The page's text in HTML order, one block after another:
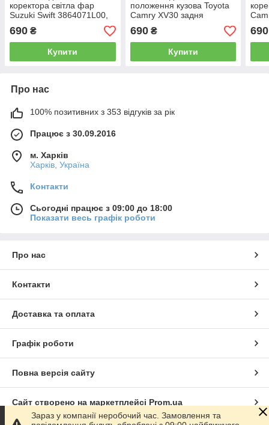
коректора світла фар
Suzuki Swift 3864071L00,
задня тяжка висоти
нахилу кузова AFS
(Японія)
690 ₴
Купити
положення кузова Toyota
Camry XV30 задня
8940748010, 89407-48010
тяжка коректора фар,
Japan
690₴
Купити
690
Про нас
100% позитивних з 353 відгуків за рік
Працює з 30.09.2016
м. Харків
Харків, Україна
Контакти
Сьогодні працює з 09:00 до 18:00
Показати весь графік роботи
Про нас
Контакти
Доставка та оплата
Графік роботи
Повна версія сайту
Сайт створено на маркетплейсі Prom.ua
Зараз у компанії неробочий час. Замовлення та